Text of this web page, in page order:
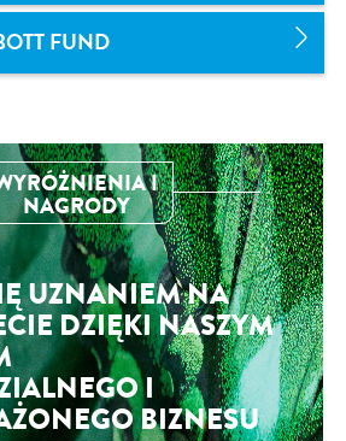
FUND
I
NAGRODY
UZNANIEM NA
DZIĘKI NASZYM
I
BIZNESU